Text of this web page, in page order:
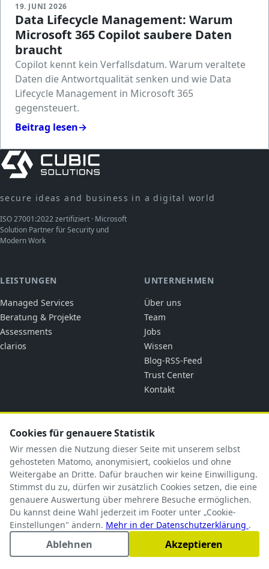
19. JUNI 2026
Data Lifecycle Management: Warum
Microsoft 365 Copilot saubere Daten
braucht
Copilot kennt kein Verfallsdatum. Warum veraltete
Daten die Antwortqualität senken und wie Data
Lifecycle Management in Microsoft 365
gegensteuert.
Beitrag lesen→
secure ideas and business in a digital world
ISO 27001:2022 zertifiziert · Microsoft
Solution Partner für Security und
Modern Work
LEISTUNGEN
Managed Services
Beratung & Projekte
Assessments
clarios
UNTERNEHMEN
Über uns
Team
Jobs
Wissen
Blog-RSS-Feed
Trust Center
Kontakt
Impressum
Datenschutz
AGB
AVV
TOM
Subprozessoren
Ringstraße 1
92318 Neumarkt i.d.OPf.
briefkasten@cubicsolutions.de
+49 9181 5183585
Cookies für genauere Statistik
Wir messen die Nutzung dieser Seite mit unserem selbst
gehosteten Matomo, anonymisiert, cookielos und ohne
Weitergabe an Dritte. Dafür brauchen wir keine Einwilligung.
Stimmst du zu, dürfen wir zusätzlich Cookies setzen, die eine
genauere Auswertung über mehrere Besuche ermöglichen.
Du kannst deine Wahl jederzeit im Footer unter „Cookie-
Einstellungen" ändern. Mehr in der Datenschutzerklärung .
Ablehnen Akzeptieren